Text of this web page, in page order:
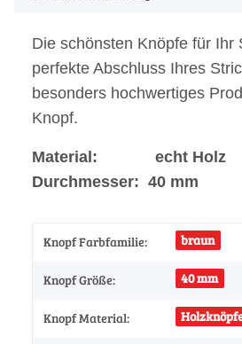
Die schönsten Knöpfe für Ihr
perfekte Abschluss Ihres
besonders hochwertiges
Knopf.
Material: echt Holz
Durchmesser: 40 mm
Knopf Farbfamilie: braun
Knopf Größe: 40 mm
Knopf Material: